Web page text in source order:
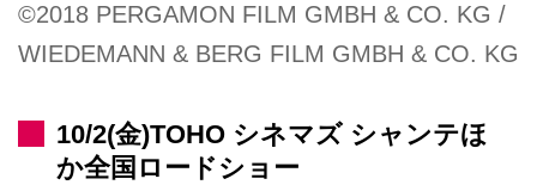
©2018 PERGAMON FILM GMBH & CO. KG /
WIEDEMANN & BERG FILM GMBH & CO. KG
10/2(金)TOHO シネマズ シャンテほ
か全国ロードショー